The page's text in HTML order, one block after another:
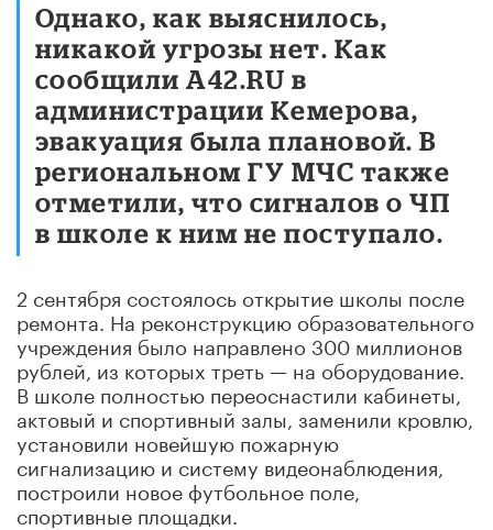
Однако, как выяснилось,
никакой угрозы нет. Как
сообщили A42.RU в
администрации Кемерова,
эвакуация была плановой. В
региональном ГУ МЧС также
отметили, что сигналов о ЧП
в школе к ним не поступало.
2 сентября состоялось открытие школы после
ремонта. На реконструкцию образовательного
учреждения было направлено 300 миллионов
рублей, из которых треть — на оборудование.
В школе полностью переоснастили кабинеты,
актовый и спортивный залы, заменили кровлю,
установили новейшую пожарную
сигнализацию и систему видеонаблюдения,
построили новое футбольное поле,
спортивные площадки.